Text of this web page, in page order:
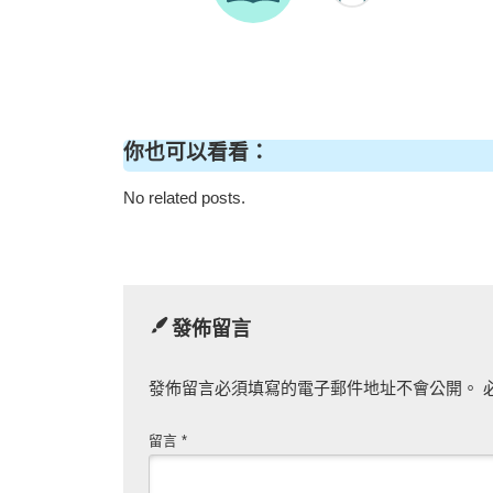
你也可以看看：
No related posts.
發佈留言
發佈留言必須填寫的電子郵件地址不會公開。
留言 *